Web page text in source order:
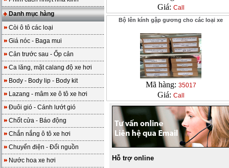
Danh mục hàng
Còi ô tô các loại
Giá nóc - Baga mui
Cản trước sau - Ốp cản
Ca lăng, mặt calang độ xe hơi
Body - Body lip - Body kit
Lazang - mâm xe ô tô xe hơi
Đuôi gió - Cánh lướt gió
Chốt cửa - Báo động
Chắn nắng ô tô xe hơi
Chuyển điện - Đổi nguồn
Nước hoa xe hơi
Giá: Call
Bộ lên kính gập gương cho các loại xe
Mã hàng: 35017
Giá: Call
Hỗ trợ online